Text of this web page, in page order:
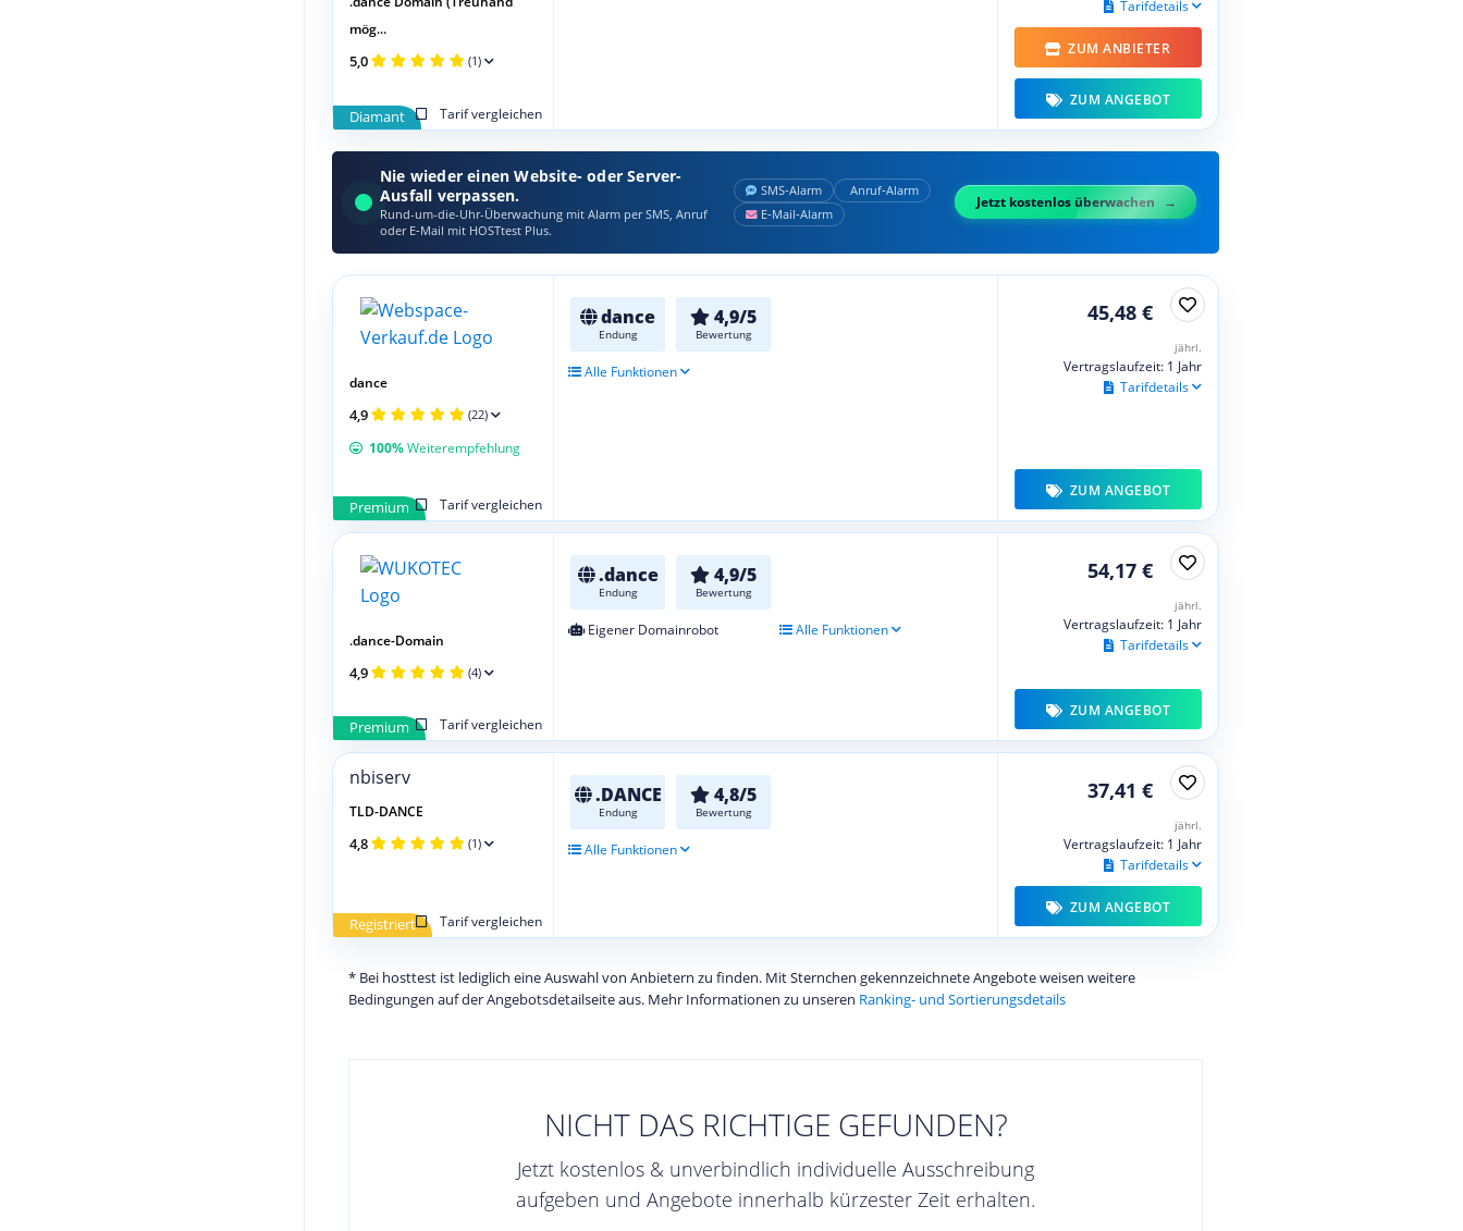
Diamant Tarif vergleichen
mög...
5,0 (1)
Tarifdetails
ZUM ANBIETER
ZUM ANGEBOT
Nie wieder einen Website- oder Server-
Ausfall verpassen.
Rund-um-die-Uhr-Überwachung mit Alarm per SMS, Anruf
oder E‑Mail mit HOSTtest Plus.
SMS‑Alarm
Anruf‑Alarm
E‑Mail‑Alarm
Jetzt kostenlos überwachen
dance
Endung
4,9/5
Bewertung
Alle Funktionen
Premium Tarif vergleichen
dance
4,9 (22)
100%Weiterempfehlung
45,48 €
jährl.
Vertragslaufzeit: 1 Jahr
Tarifdetails
ZUM ANGEBOT
.dance
Endung
4,9/5
Bewertung
Eigener Domainrobot Alle Funktionen
Premium Tarif vergleichen
.dance-Domain
4,9 (4)
54,17 €
jährl.
Vertragslaufzeit: 1 Jahr
Tarifdetails
ZUM ANGEBOT
.DANCE
Endung
4,8/5
Bewertung
Alle Funktionen
Registriert Tarif vergleichen
nbiserv
TLD-DANCE
4,8 (1)
37,41 €
jährl.
Vertragslaufzeit: 1 Jahr
Tarifdetails
ZUM ANGEBOT
* Bei hosttest ist lediglich eine Auswahl von Anbietern zu finden. Mit Sternchen gekennzeichnete Angebote weisen weitere
Bedingungen auf der Angebotsdetailseite aus. Mehr Informationen zu unseren Ranking- und Sortierungsdetails
NICHT DAS RICHTIGE GEFUNDEN?
Jetzt kostenlos & unverbindlich individuelle Ausschreibung
aufgeben und Angebote innerhalb kürzester Zeit erhalten.